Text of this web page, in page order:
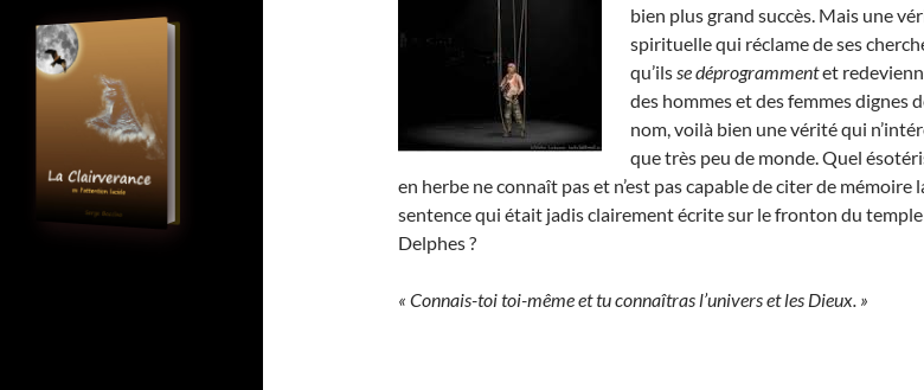
bien plus grand succès. Mais une
spirituelle qui réclame de ses
qu’ilsse déprogrammentet
des hommes et des femmes dignes
nom, voilà bien une vérité qui
que très peu de monde. Quel
en herbe ne connaît pas et n’est pas capable de citer de mémoire
sentence qui était jadis clairement écrite sur le fronton du
Delphes ?
« Connais-toi toi-même et tu connaîtras l’univers et les Dieux. »